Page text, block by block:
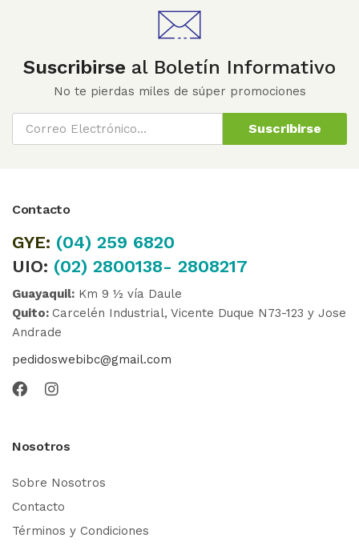
Suscribirse al Boletín Informativo
No te pierdas miles de súper promociones
Suscribirse
Contacto
GYE: (04) 259 6820
UIO: (02) 2800138- 2808217
Guayaquil: Km 9 ½ vía Daule
Quito: Carcelén Industrial, Vicente Duque N73-123 y Jose
Andrade
pedidoswebibc@gmail.com
Nosotros
Sobre Nosotros
Contacto
Términos y Condiciones